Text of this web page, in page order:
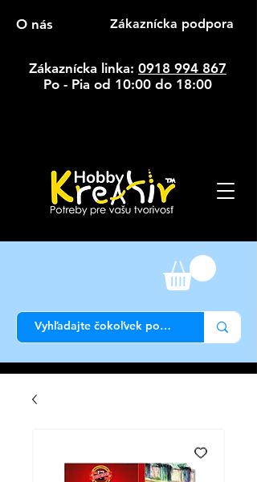
O nás Zákaznícka podpora
Zákaznícka linka: 0918 994 867
Po - Pia od 10:00 do 18:00